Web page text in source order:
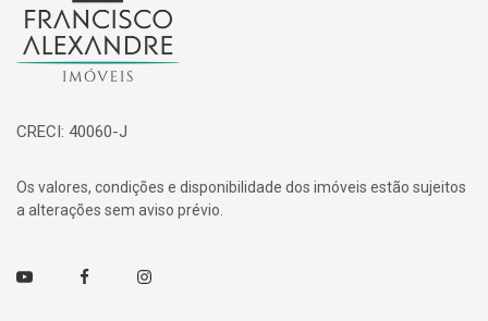
CRECI: 40060-J
Os valores, condições e disponibilidade dos imóveis estão sujeitos
a alterações sem aviso prévio.
Youtube FacebookInstagram